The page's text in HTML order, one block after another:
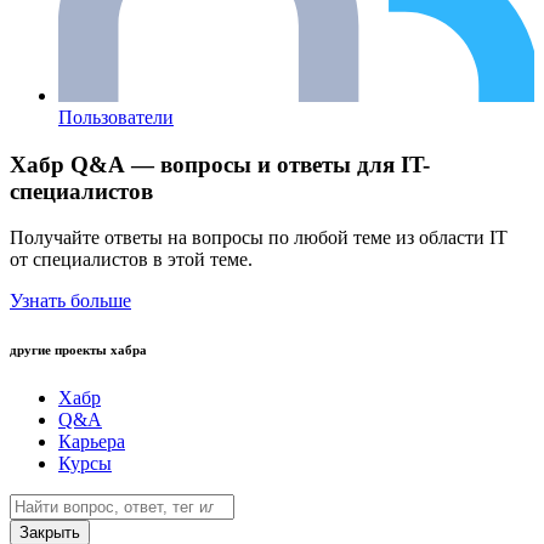
Пользователи
Хабр Q&A — вопросы и ответы для IT-
специалистов
Получайте ответы на вопросы по любой теме из области IT
от специалистов в этой теме.
Узнать больше
другие проекты хабра
Хабр
Q&A
Карьера
Курсы
Закрыть